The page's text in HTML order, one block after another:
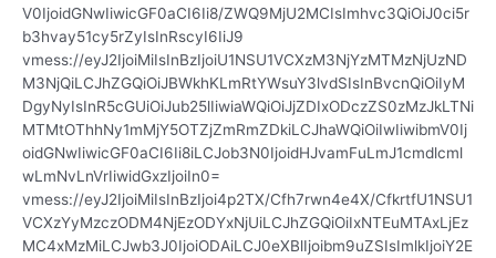
V0IjoidGNwIiwicGF0aCI6Ii8/ZWQ9MjU2MCIsImhvc3QiOiJ0ci5r
b3hvay51cy5rZyIsInRscyI6IiJ9
vmess://eyJ2IjoiMiIsInBzIjoiU1NSU1VCXzM3NjYzMTMzNjUzND
M3NjQiLCJhZGQiOiJBWkhKLmRtYWsuY3lvdSIsInBvcnQiOiIyM
DgyNyIsInR5cGUiOiJub25lIiwiaWQiOiJjZDIxODczZS0zMzJkLTNi
MTMtOThhNy1mMjY5OTZjZmRmZDkiLCJhaWQiOiIwIiwibmV0Ij
oidGNwIiwicGF0aCI6Ii8iLCJob3N0IjoidHJvamFuLmJ1cmdlcml
wLmNvLnVrIiwidGxzIjoiIn0=
vmess://eyJ2IjoiMiIsInBzIjoi4p2TX/Cfh7rwn4e4X/CfkrtfU1NSU1
VCXzYyMzczODM4NjEzODYxNjUiLCJhZGQiOiIxNTEuMTAxLjEz
MC4xMzMiLCJwb3J0IjoiODAiLCJ0eXBlIjoibm9uZSIsImlkIjoiY2E